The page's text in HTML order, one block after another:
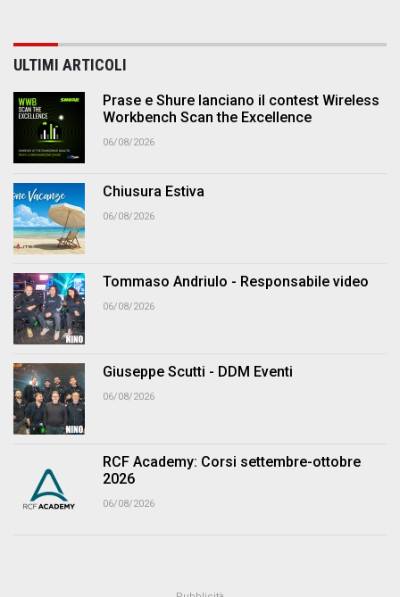
ULTIMI ARTICOLI
Prase e Shure lanciano il contest Wireless
Workbench Scan the Excellence
06/08/2026
Chiusura Estiva
06/08/2026
Tommaso Andriulo - Responsabile video
06/08/2026
Giuseppe Scutti - DDM Eventi
06/08/2026
RCF Academy: Corsi settembre-ottobre
2026
06/08/2026